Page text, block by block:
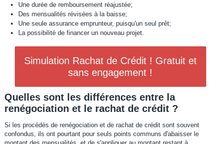
Une durée de remboursement réajustée;
Des mensualités révisées à la baisse;
Une seule assurance emprunteur, puisqu'un seul prêt;
La possibilité de financer un nouveau projet.
Simulation Rachat de Crédit ! Gratuit et
sans engagement !
Quelles sont les différences entre la
renégociation et le rachat de crédit ?
Si les procédés de renégociation et de rachat de crédit sont souvent
confondus, ils ont pourtant pour seuls points communs d'abaisser le